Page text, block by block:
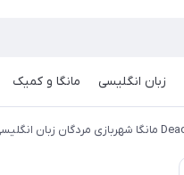
زبان انگلیسی مانگا و کمیک